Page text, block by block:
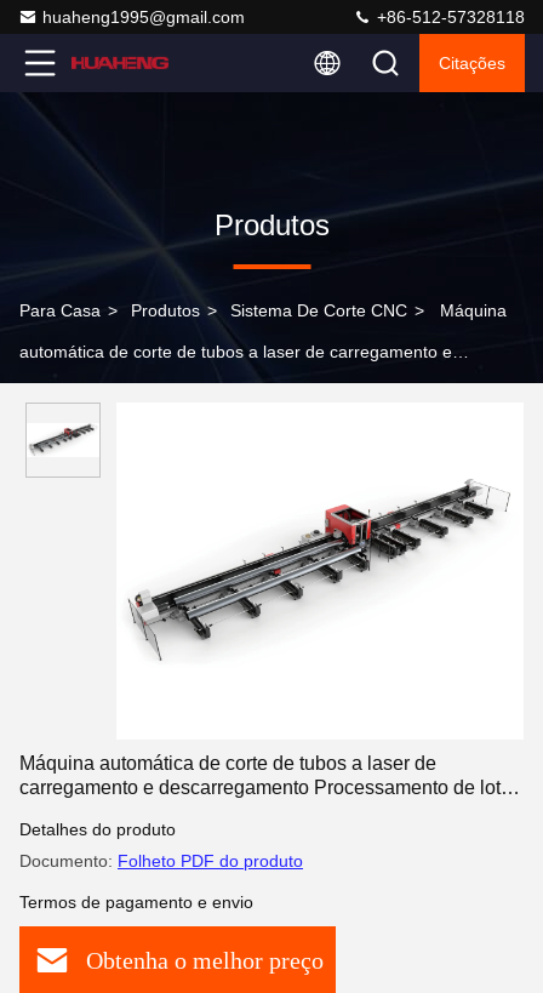
huaheng1995@gmail.com +86-512-57328118
Citações
Produtos
Para Casa > Produtos > Sistema De Corte CNC > Máquina
automática de corte de tubos a laser de carregamento e
Máquina automática de corte de tubos a laser de
carregamento e descarregamento Processamento de lotes
Detalhes do produto
Documento: Folheto PDF do produto
Termos de pagamento e envio
Obtenha o melhor preço